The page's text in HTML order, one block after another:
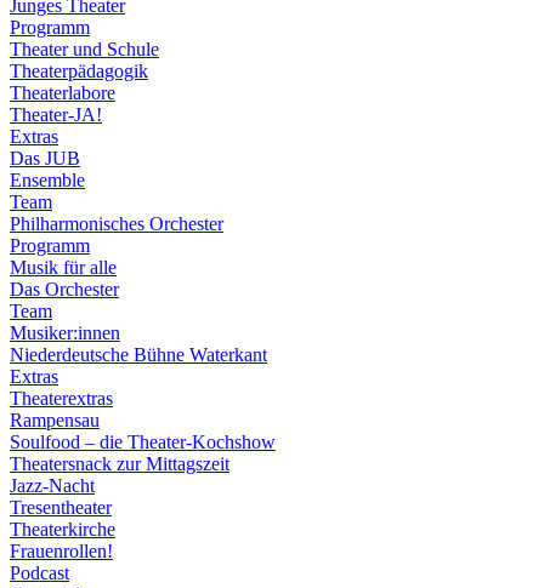
Junges Theater
Programm
Theater und Schule
Theaterpädagogik
Theaterlabore
Theater-JA!
Extras
Das JUB
Ensemble
Team
Philharmonisches Orchester
Programm
Musik für alle
Das Orchester
Team
Musiker:innen
Niederdeutsche Bühne Waterkant
Extras
Theaterextras
Rampensau
Soulfood – die Theater-Kochshow
Theatersnack zur Mittagszeit
Jazz-Nacht
Tresentheater
Theaterkirche
Frauenrollen!
Podcast